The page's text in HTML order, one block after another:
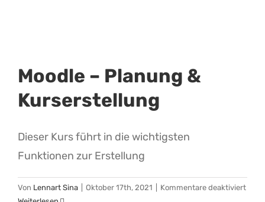
Moodle – Planung &
Kurserstellung
Dieser Kurs führt in die wichtigsten
Funktionen zur Erstellung
Von Lennart Sina Oktober 17th, 2021 Kommentare deaktiviertfür